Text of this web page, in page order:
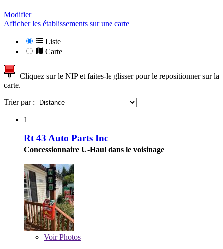
Modifier
Afficher les établissements sur une carte
Liste
Carte
Cliquez sur le NIP et faites-le glisser pour le repositionner sur la
carte.
Trier par :
1
Rt 43 Auto Parts Inc
Concessionnaire U-Haul dans le voisinage
VoirPhotos